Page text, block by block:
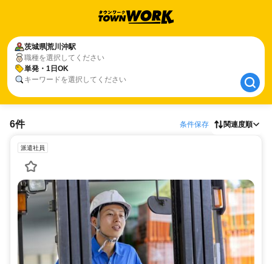
茨城県荒川沖駅
職種を選択してください
単発・1日OK
キーワードを選択してください
茨城県荒川沖駅
単発・1日OK
6件 条件保存 関連度順
派遣社員